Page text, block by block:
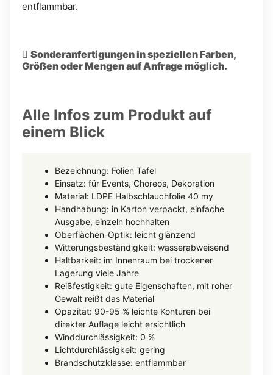
entflammbar.
Sonderanfertigungen in speziellen Farben,
Größen oder Mengen auf Anfrage möglich.
Alle Infos zum Produkt auf
einem Blick
Bezeichnung: Folien Tafel
Einsatz: für Events, Choreos, Dekoration
Material: LDPE Halbschlauchfolie 40 my
Handhabung: in Karton verpackt, einfache
Ausgabe, einzeln hochhalten
Oberflächen-Optik: leicht glänzend
Witterungsbeständigkeit: wasserabweisend
Haltbarkeit: im Innenraum bei trockener
Lagerung viele Jahre
Reißfestigkeit: gute Eigenschaften, mit roher
Gewalt reißt das Material
Opazität: 90-95 % leichte Konturen bei
direkter Auflage leicht ersichtlich
Winddurchlässigkeit: 0 %
Lichtdurchlässigkeit: gering
Brandschutzklasse: entflammbar